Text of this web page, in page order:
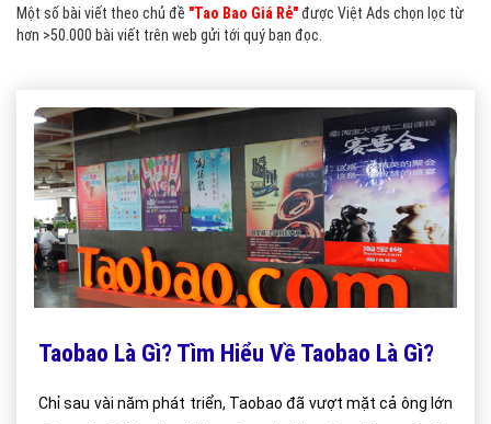
Một số bài viết theo chủ đề "Tao Bao Giá Rẻ"được Việt Ads chọn lọc từ
hơn >50.000 bài viết trên web gửi tới quý bạn đọc.
Taobao Là Gì? Tìm Hiểu Về Taobao Là Gì?
Chỉ sau vài năm phát triển, Taobao đã vượt mặt cả ông lớn